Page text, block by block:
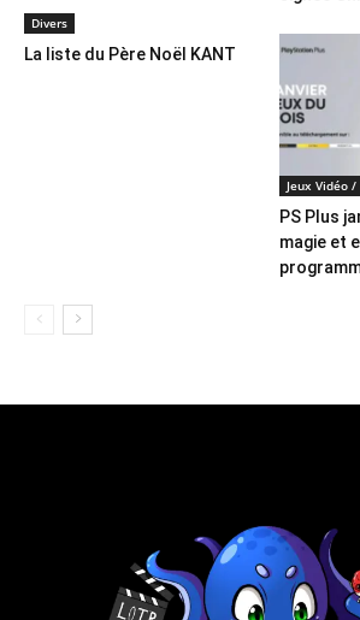
Divers
La liste du Père Noël KANT
Jeux Vidéo /
PS Plus
magie et